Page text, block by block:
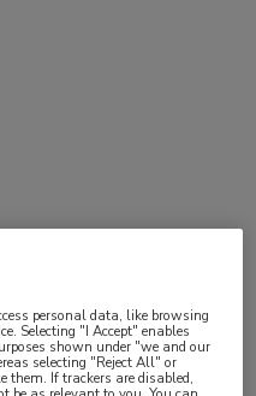
personal data, like browsing
Selecting "I Accept" enables
shown under "we and our
selecting "Reject All" or
If trackers are disabled,